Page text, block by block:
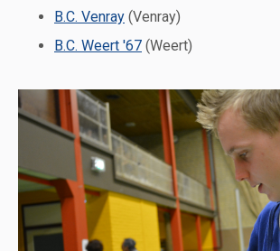
B.C. Venray (Venray)
B.C. Weert '67 (Weert)